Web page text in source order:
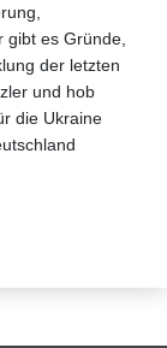
gibt es Gründe,
der letzten
und hob
die Ukraine